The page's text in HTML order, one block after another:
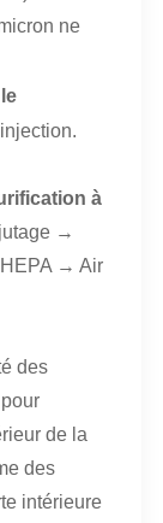
ne
le
à
→
→ Air
des
de la
des
intérieure